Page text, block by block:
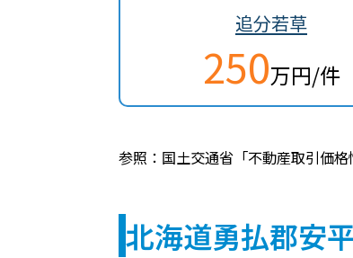
追分若草
250万円/件
参照：国土交通省「不動産取引価格
北海道勇払郡安